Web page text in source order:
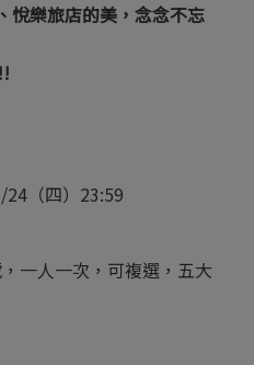
悅樂旅店的美，念念不忘
（四）23:59
一人一次，可複選，五大